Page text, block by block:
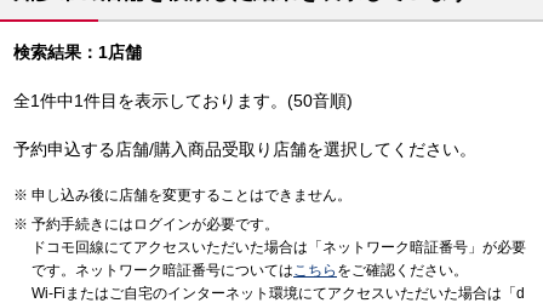
検索結果：1店舗
全1件中1件目を表示しております。(50音順)
予約申込する店舗/購入商品受取り店舗を選択してください。
申し込み後に店舗を変更することはできません。
予約手続きにはログインが必要です。
ドコモ回線にてアクセスいただいた場合は「ネットワーク暗証番号」が必要
です。ネットワーク暗証番号についてはこちら をご確認ください。
Wi-Fiまたはご自宅のインターネット環境にてアクセスいただいた場合は「d